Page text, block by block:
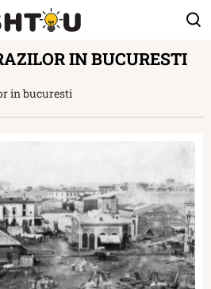
IN BUCURESTI
in bucuresti